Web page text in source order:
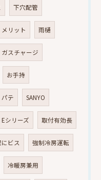
下穴配管
メリット 雨樋
ガスチャージ
お手持
パテ SANYO
Eシリーズ 取付有効長
ビス 強制冷房運転
冷暖房兼用